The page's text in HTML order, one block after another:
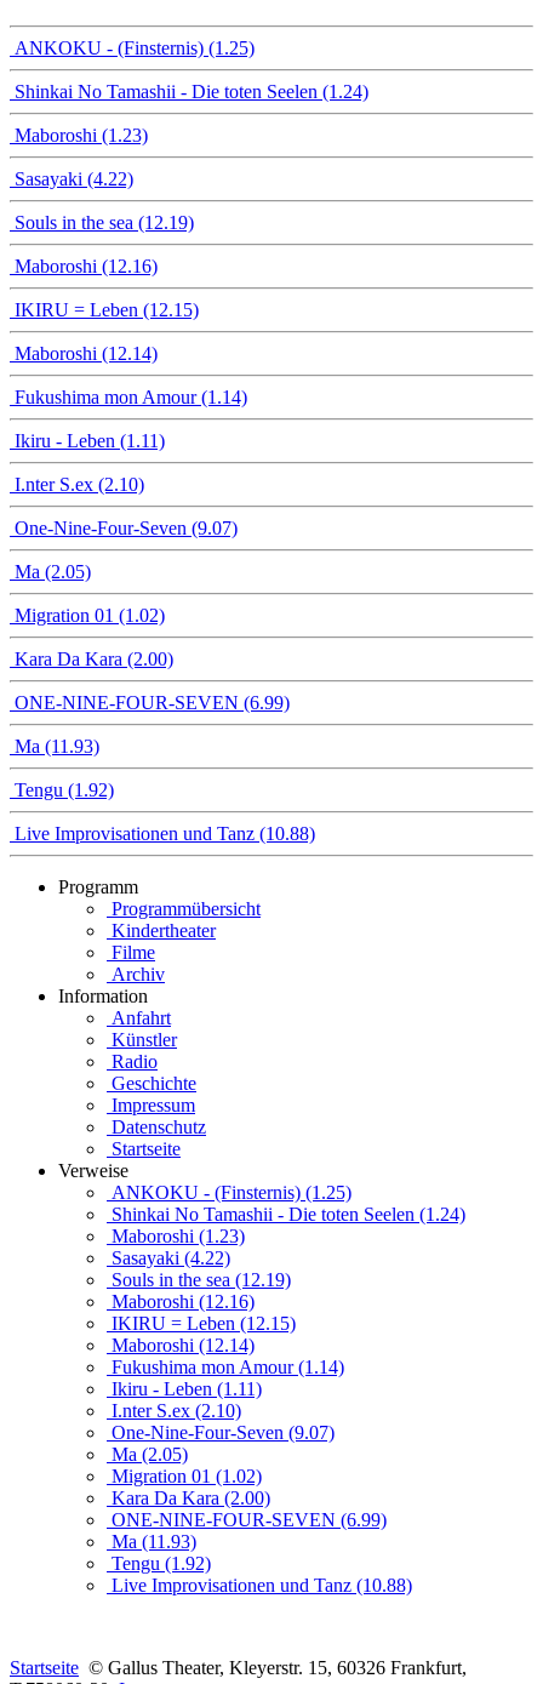
ANKOKU - (Finsternis) (1.25)
Shinkai No Tamashii - Die toten Seelen (1.24)
Maboroshi (1.23)
Sasayaki (4.22)
Souls in the sea (12.19)
Maboroshi (12.16)
IKIRU = Leben (12.15)
Maboroshi (12.14)
Fukushima mon Amour (1.14)
Ikiru - Leben (1.11)
I.nter S.ex (2.10)
One-Nine-Four-Seven (9.07)
Ma (2.05)
Migration 01 (1.02)
Kara Da Kara (2.00)
ONE-NINE-FOUR-SEVEN (6.99)
Ma (11.93)
Tengu (1.92)
Live Improvisationen und Tanz (10.88)
Programm
Programmübersicht
Kindertheater
Filme
Archiv
Information
Anfahrt
Künstler
Radio
Geschichte
Impressum
Datenschutz
Startseite
Verweise
ANKOKU - (Finsternis) (1.25)
Shinkai No Tamashii - Die toten Seelen (1.24)
Maboroshi (1.23)
Sasayaki (4.22)
Souls in the sea (12.19)
Maboroshi (12.16)
IKIRU = Leben (12.15)
Maboroshi (12.14)
Fukushima mon Amour (1.14)
Ikiru - Leben (1.11)
I.nter S.ex (2.10)
One-Nine-Four-Seven (9.07)
Ma (2.05)
Migration 01 (1.02)
Kara Da Kara (2.00)
ONE-NINE-FOUR-SEVEN (6.99)
Ma (11.93)
Tengu (1.92)
Live Improvisationen und Tanz (10.88)
Startseite © Gallus Theater, Kleyerstr. 15, 60326 Frankfurt,